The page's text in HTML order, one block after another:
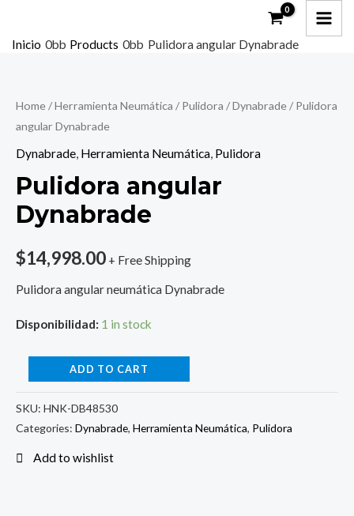
Inicio Products Pulidora angular Dynabrade
Home/Herramienta Neumática /Pulidora /Dynabrade/ Pulidora
angular Dynabrade
Dynabrade, Herramienta Neumática, Pulidora
Pulidora angular
Dynabrade
$14,998.00 + Free Shipping
Pulidora angular neumática Dynabrade
Disponibilidad: 1 in stock
angular
Dynabrade
quantity
ADD TO CART
SKU: HNK-DB48530
Categories: Dynabrade, Herramienta Neumática, Pulidora
Add to wishlist